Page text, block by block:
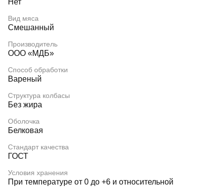
Нет
Вид мяса
Смешанный
Производитель
ООО «МДБ»
Способ обработки
Вареный
Структура колбасы
Без жира
Оболочка
Белковая
Стандарт качества
ГОСТ
Условия хранения
При температуре от 0 до +6 и относительной